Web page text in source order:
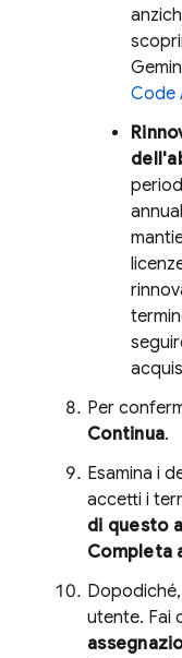
Code
Per
Continua.
Esamina i
accetti i
di questo
Completa
utente. Fai